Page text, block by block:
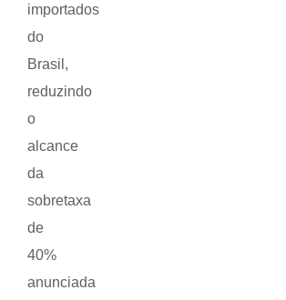
importados
do
Brasil,
reduzindo
o
alcance
da
sobretaxa
de
40%
anunciada